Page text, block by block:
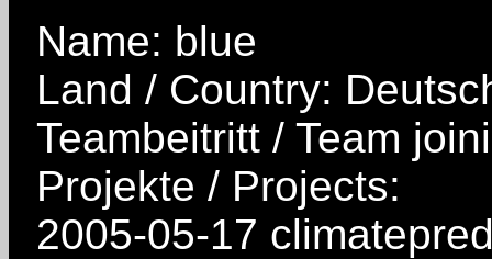
Name: blue
Land / Country:
Teambeitritt / Team
Projekte / Projects:
2005-05-17